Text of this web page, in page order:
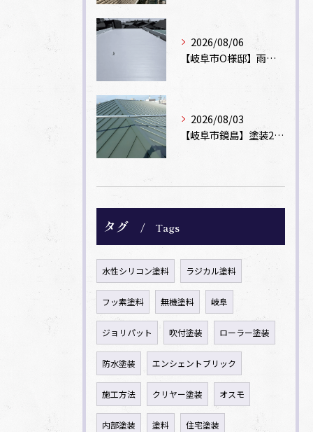
2026/08/06
【岐阜市O様邸】雨漏りを解消！塩ビシート機械固定工法による屋根防水工事
2026/08/03
【岐阜市鏡島】塗装2回のカラーベスト屋根をカバー工法でガルバリウム鋼板に改修！
タグ Tags
水性シリコン塗料 ラジカル塗料
フッ素塗料 無機塗料 岐阜
ジョリパット 吹付塗装 ローラー塗装
防水塗装 エンシェントブリック
施工方法 クリヤー塗装 オスモ
内部塗装 塗料 住宅塗装